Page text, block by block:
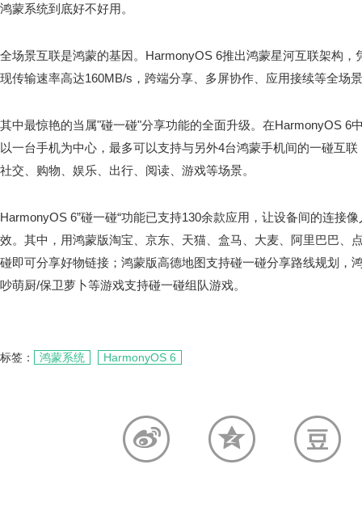
鸿蒙系统到底好不好用。
全场景互联是鸿蒙的基因。HarmonyOS 6推出鸿蒙星河互联架构
现传输速率高达160MB/s，跨端分享、多屏协作、应用接续等全场
其中最惊艳的当属"碰一碰"分享功能的全面升级。在HarmonyOS 6
以一台手机为中心，最多可以支持与另外4台鸿蒙手机间的一碰互
社交、购物、娱乐、出行、阅读、游戏等场景。
HarmonyOS 6”碰一碰“功能已支持130余款应用，让设备间的连接
效。其中，用鸿蒙版淘宝、京东、天猫、盒马、大麦、阿里巴巴、
碰即可分享好物链接；鸿蒙版高德地图支持碰一碰分享路线规划，
吵萌厨/保卫萝卜等游戏支持碰一碰组队游戏。
标签： 鸿蒙系统 HarmonyOS 6